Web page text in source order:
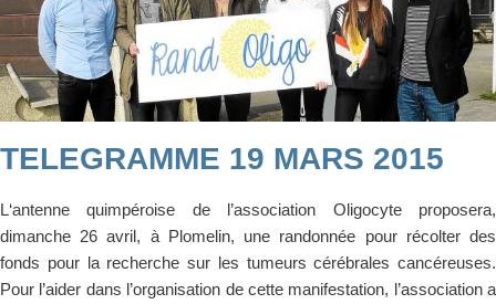
TELEGRAMME 19 MARS 2015
L‘antenne quimpéroise de l’association Oligocyte proposera,
dimanche 26 avril, à Plomelin, une randonnée pour récolter des
fonds pour la recherche sur les tumeurs cérébrales cancéreuses.
Pour l’aider dans l’organisation de cette manifestation, l’association a